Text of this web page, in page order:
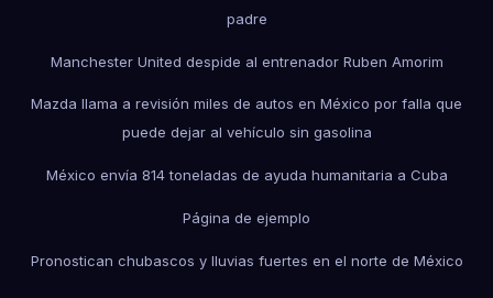
padre
Manchester United despide al entrenador Ruben Amorim
Mazda llama a revisión miles de autos en México por falla que
puede dejar al vehículo sin gasolina
México envía 814 toneladas de ayuda humanitaria a Cuba
Página de ejemplo
Pronostican chubascos y lluvias fuertes en el norte de México